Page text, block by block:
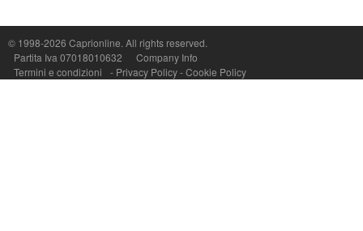
© 1998-2026 Caprionline. All rights reserved.
Partita Iva 07018010632
Company Info
Termini e condizioni
- Privacy Policy-Cookie Policy
Capri On Line Srl, Via Le Botteghe 10a - 80073 CAPRI (NA) Italy
P.Iva, C.F. e n.Reg.Imprese Napoli: 07018010632 - Rea n.557643